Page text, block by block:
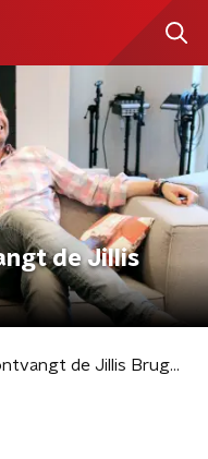
de Jillis
Arie Boomsma ontvangt de Jillis Bruggeman Penning